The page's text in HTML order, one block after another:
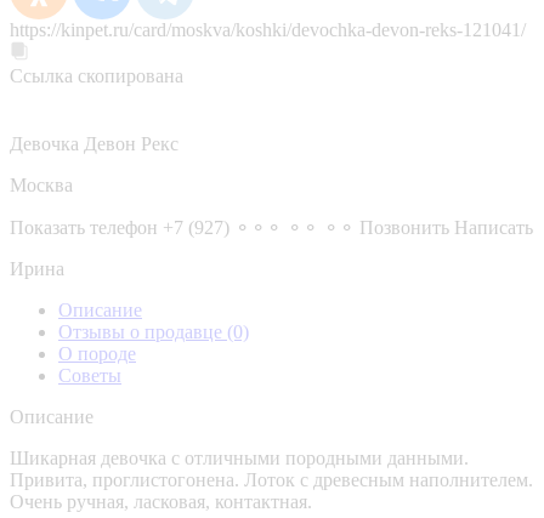
https://kinpet.ru/card/moskva/koshki/devochka-devon-reks-121041/
Ссылка скопирована
Девочка Девон Рекс
Москва
Показать телефон +7 (927) ⚬⚬⚬ ⚬⚬ ⚬⚬ Позвонить Написать
Ирина
Описание
Отзывы о продавце (0)
О породе
Советы
Описание
Шикарная девочка с отличными породными данными.
Привита, проглистогонена. Лоток с древесным наполнителем.
Очень ручная, ласковая, контактная.